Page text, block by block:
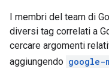
I membri del team di
diversi tag correlati a
cercare argomenti
aggiungendo google-